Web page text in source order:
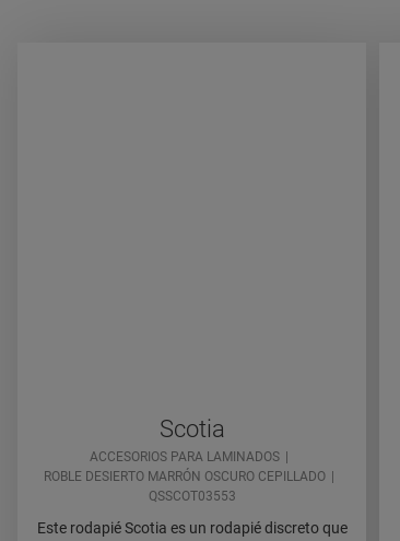
Scotia
ACCESORIOS PARA LAMINADOS
ROBLE DESIERTO MARRÓN OSCURO CEPILLADO
QSSCOT03553
Este rodapié Scotia es un rodapié discreto que